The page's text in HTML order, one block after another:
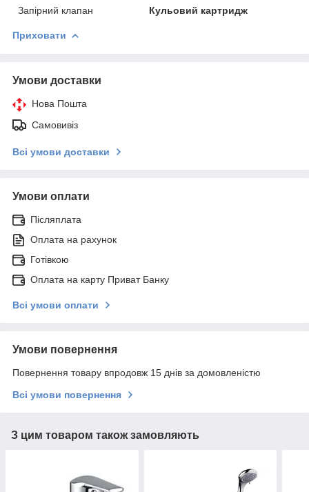
Запірний клапан
Кульовий картридж
Приховати
Умови доставки
Нова Пошта
Самовивіз
Всі умови доставки
Умови оплати
Післяплата
Оплата на рахунок
Готівкою
Оплата на карту Приват Банку
Всі умови оплати
Умови повернення
Повернення товару впродовж 15 днів за домовленістю
Всі умови повернення
З цим товаром також замовляють